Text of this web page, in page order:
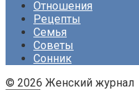
Отношения
Рецепты
Семья
Советы
Сонник
© 2026 Женский журнал